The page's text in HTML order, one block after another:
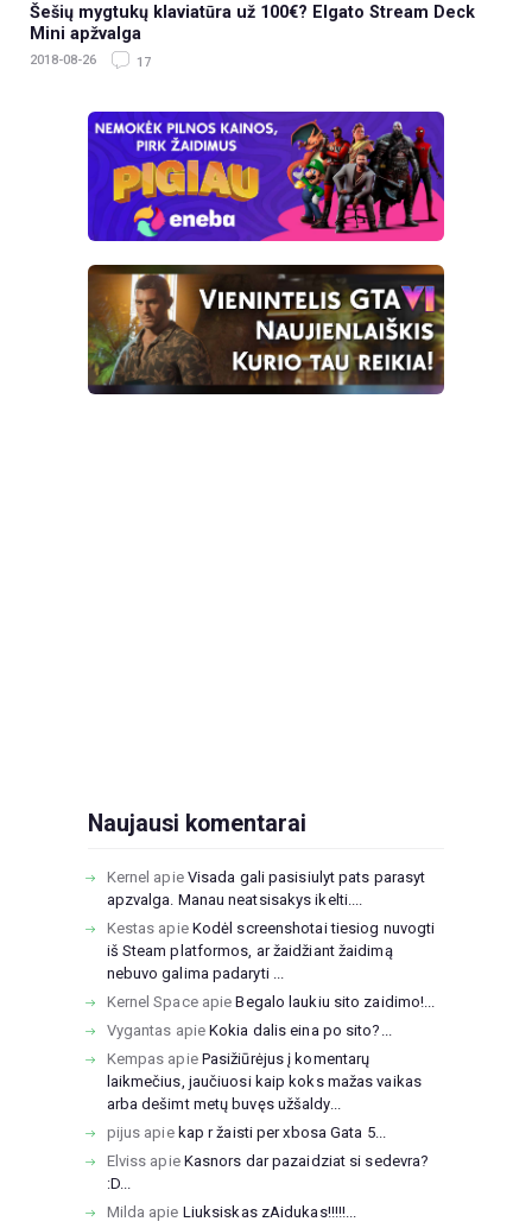
Šešių mygtukų klaviatūra už 100€? Elgato Stream Deck
Mini apžvalga
2018-08-26 17
Naujausi komentarai
Kernel apie Visada gali pasisiulyt pats parasyt
apzvalga. Manau neatsisakys ikelti....
Kestas apie Kodėl screenshotai tiesiog nuvogti
iš Steam platformos, ar žaidžiant žaidimą
nebuvo galima padaryti ...
Kernel SpaceapieBegalo laukiu sito zaidimo!...
Vygantas apieKokia dalis eina po sito?...
Kempas apie Pasižiūrėjus į komentarų
laikmečius, jaučiuosi kaip koks mažas vaikas
arba dešimt metų buvęs užšaldy...
pijus apie kap r žaisti per xbosa Gata 5...
Elviss apie Kasnors dar pazaidziat si sedevra?
:D...
Milda apie Liuksiskas zAidukas!!!!!...